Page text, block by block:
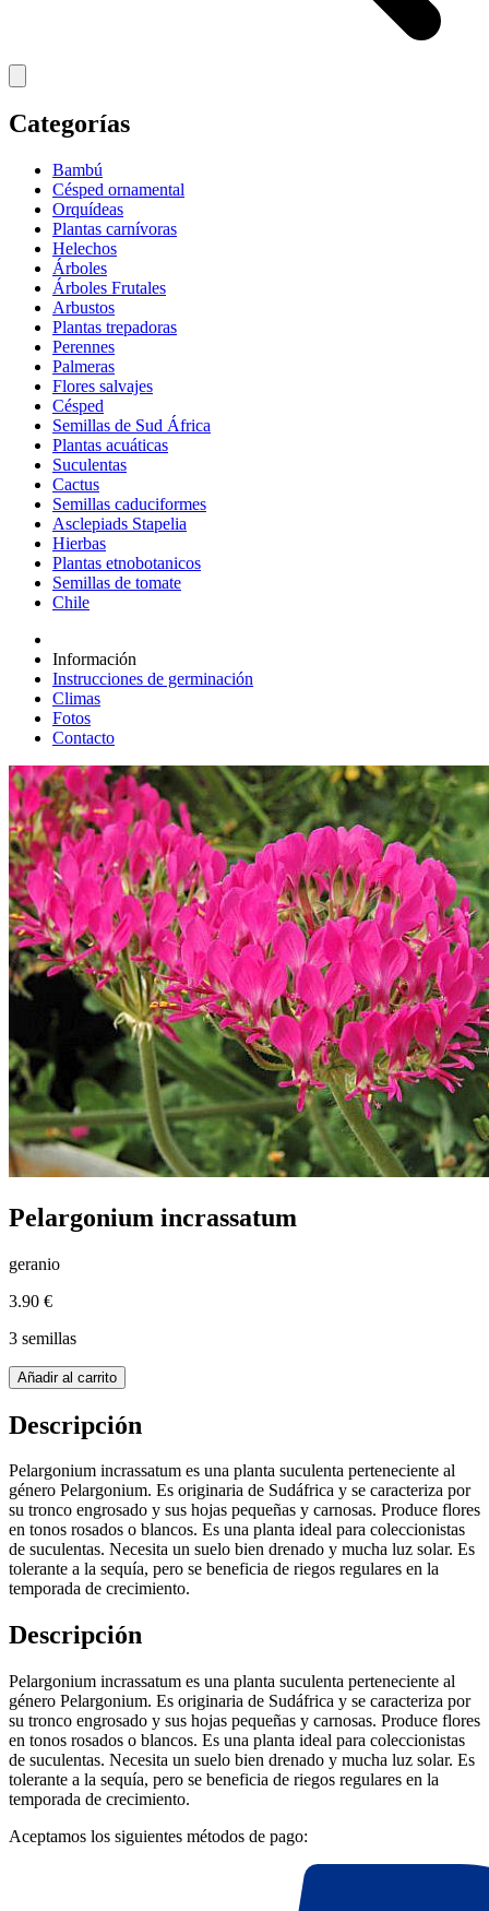
Categorías
Bambú
Césped ornamental
Orquídeas
Plantas carnívoras
Helechos
Árboles
Árboles Frutales
Arbustos
Plantas trepadoras
Perennes
Palmeras
Flores salvajes
Césped
Semillas de Sud África
Plantas acuáticas
Suculentas
Cactus
Semillas caduciformes
Asclepiads Stapelia
Hierbas
Plantas etnobotanicos
Semillas de tomate
Chile
Información
Instrucciones de germinación
Climas
Fotos
Contacto
Pelargonium incrassatum
geranio
3.90 €
3 semillas
Añadir al carrito
Descripción
Pelargonium incrassatum es una planta suculenta perteneciente al
género Pelargonium. Es originaria de Sudáfrica y se caracteriza por
su tronco engrosado y sus hojas pequeñas y carnosas. Produce flores
en tonos rosados o blancos. Es una planta ideal para coleccionistas
de suculentas. Necesita un suelo bien drenado y mucha luz solar. Es
tolerante a la sequía, pero se beneficia de riegos regulares en la
temporada de crecimiento.
Descripción
Pelargonium incrassatum es una planta suculenta perteneciente al
género Pelargonium. Es originaria de Sudáfrica y se caracteriza por
su tronco engrosado y sus hojas pequeñas y carnosas. Produce flores
en tonos rosados o blancos. Es una planta ideal para coleccionistas
de suculentas. Necesita un suelo bien drenado y mucha luz solar. Es
tolerante a la sequía, pero se beneficia de riegos regulares en la
temporada de crecimiento.
Aceptamos los siguientes métodos de pago: